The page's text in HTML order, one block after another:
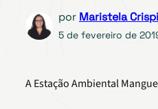
por Maristela
5 de fevereiro de
A Estação Ambiental